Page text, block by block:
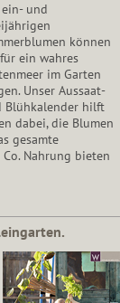
und
können
ein wahres
im Garten
Unser Aussaat-
Blühkalender hilft
dabei, die Blumen
gesamte
Nahrung bieten